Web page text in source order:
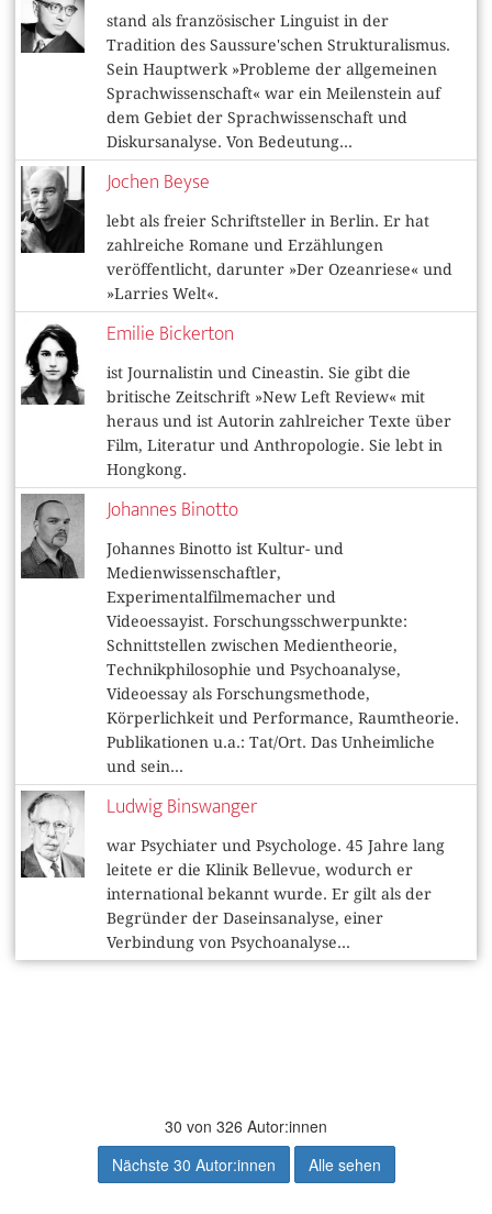
stand als französischer Linguist in der
Tradition des Saussure'schen Strukturalismus.
Sein Hauptwerk »Probleme der allgemeinen
Sprachwissenschaft« war ein Meilenstein auf
dem Gebiet der Sprachwissenschaft und
Diskursanalyse. Von Bedeutung...
Jochen Beyse
lebt als freier Schriftsteller in Berlin. Er hat
zahlreiche Romane und Erzählungen
veröffentlicht, darunter »Der Ozeanriese« und
»Larries Welt«.
Emilie Bickerton
ist Journalistin und Cineastin. Sie gibt die
britische Zeitschrift »New Left Review« mit
heraus und ist Autorin zahlreicher Texte über
Film, Literatur und Anthropologie. Sie lebt in
Hongkong.
Johannes Binotto
Johannes Binotto ist Kultur- und
Medienwissenschaftler,
Experimentalfilmemacher und
Videoessayist. Forschungsschwerpunkte:
Schnittstellen zwischen Medientheorie,
Technikphilosophie und Psychoanalyse,
Videoessay als Forschungsmethode,
Körperlichkeit und Performance, Raumtheorie.
Publikationen u.a.: Tat/Ort. Das Unheimliche
und sein...
Ludwig Binswanger
war Psychiater und Psychologe. 45 Jahre lang
leitete er die Klinik Bellevue, wodurch er
international bekannt wurde. Er gilt als der
Begründer der Daseinsanalyse, einer
Verbindung von Psychoanalyse...
30 von 326 Autor:innen
Nächste 30 Autor:innen
Alle sehen